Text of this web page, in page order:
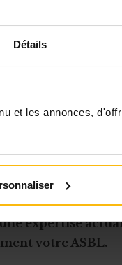
Détails
et les annonces,
qui ont été
à savoir :
de services
aux
donne un
expertise
votre ASBL.